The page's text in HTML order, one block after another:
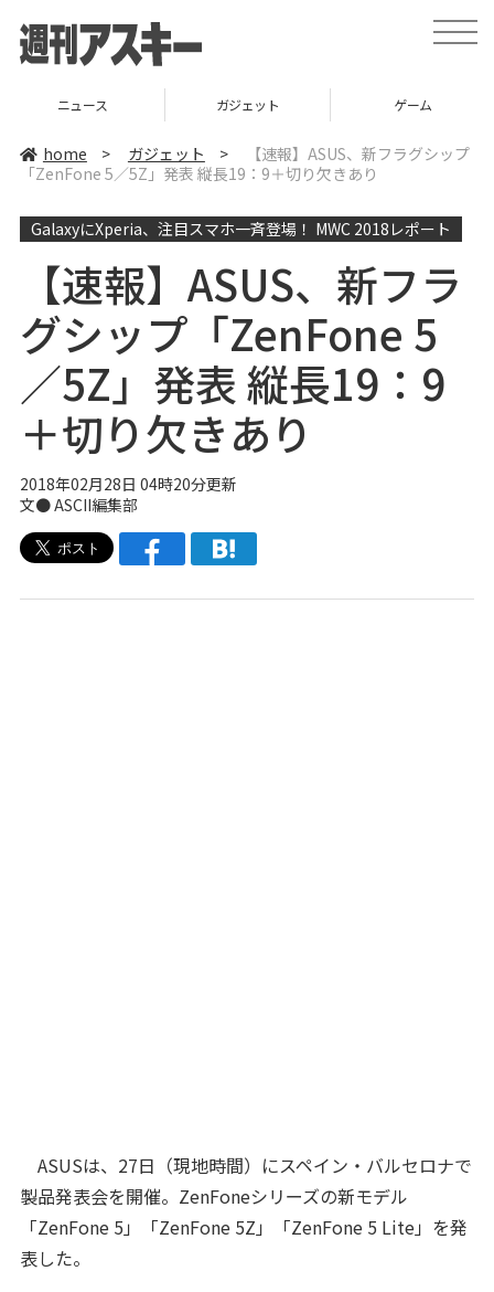
t
o
v
i
n
ニュース ガジェット ゲーム
home > ガジェット >
【速報】ASUS、新フラグシップ
「ZenFone 5／5Z」発表 縦長19：9＋切り欠きあり
GalaxyにXperia、注目スマホ一斉登場！ MWC 2018レポート
【速報】ASUS、新フラ
グシップ「ZenFone 5
／5Z」発表 縦長19：9
＋切り欠きあり
2018年02月28日 04時20分更新
文● ASCII編集部
ASUSは、27日（現地時間）にスペイン・バルセロナで
製品発表会を開催。ZenFoneシリーズの新モデル
「ZenFone 5」「ZenFone 5Z」「ZenFone 5 Lite」を発
表した。